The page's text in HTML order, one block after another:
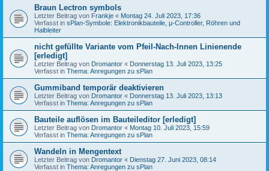
Braun Lectron symbols
Letzter Beitrag von Frankje « Montag 24. Juli 2023, 17:36
Verfasst in sPlan-Symbole: Elektronikbauteile, µ-Controller, Röhren und
Halbleiter
nicht gefüllte Variante vom Pfeil-Nach-Innen Linienende
[erledigt]
Letzter Beitrag von Dromantor « Donnerstag 13. Juli 2023, 13:25
Verfasst in Thema: Anregungen zu sPlan
Gummiband temporär deaktivieren
Letzter Beitrag von Dromantor « Donnerstag 13. Juli 2023, 13:13
Verfasst in Thema: Anregungen zu sPlan
Bauteile auflösen im Bauteileditor [erledigt]
Letzter Beitrag von Dromantor « Montag 10. Juli 2023, 15:59
Verfasst in Thema: Anregungen zu sPlan
Wandeln in Mengentext
Letzter Beitrag von Dromantor « Dienstag 27. Juni 2023, 08:14
Verfasst in Thema: Anregungen zu sPlan